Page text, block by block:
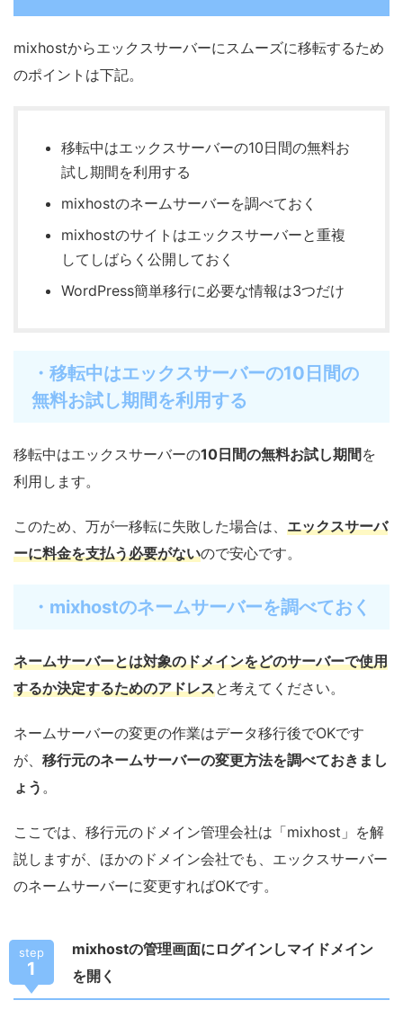
mixhostからエックスサーバーにスムーズに移転するため
のポイントは下記。
移転中はエックスサーバーの10日間の無料お
試し期間を利用する
mixhostのネームサーバーを調べておく
mixhostのサイトはエックスサーバーと重複
してしばらく公開しておく
WordPress簡単移行に必要な情報は3つだけ
・移転中はエックスサーバーの10日間の
無料お試し期間を利用する
移転中はエックスサーバーの10日間の無料お試し期間 を
利用します。
このため、万が一移転に失敗した場合は、 エックスサーバ
ーに料金を支払う必要がないので安心です。
・mixhostのネームサーバーを調べておく
ネームサーバーとは対象のドメインをどのサーバーで使用
するか決定するためのアドレスと考えてください。
ネームサーバーの変更の作業はデータ移行後でOKです
が、 移行元のネームサーバーの変更方法を調べておきまし
ょう 。
ここでは、移行元のドメイン管理会社は「mixhost」を解
説しますが、ほかのドメイン会社でも、エックスサーバー
のネームサーバーに変更すればOKです。
step
1
mixhostの管理画面にログインしマイドメイン
を開く